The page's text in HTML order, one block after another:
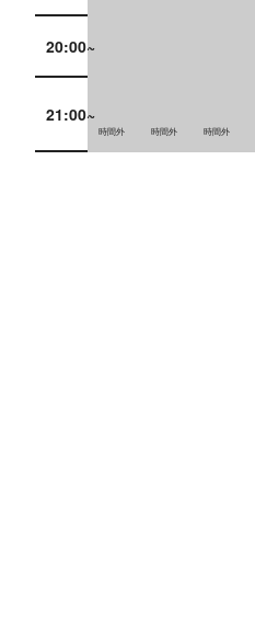
20:00~
21:00~
時間外 時間外 時間外